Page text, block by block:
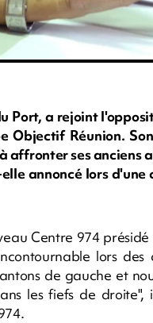
Port, a rejoint
Objectif Réunion.
affronter ses anciens
annoncé lors d'une
Centre 974
lors des
de gauche et
les fiefs de droite",